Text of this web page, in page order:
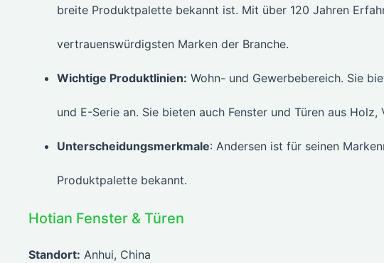
breite Produktpalette bekannt ist. Mit über 120 Jahren
vertrauenswürdigsten Marken der Branche.
Wichtige Produktlinien: Wohn- und Gewerbebereich. Sie
und E-Serie an. Sie bieten auch Fenster und Türen aus
Unterscheidungsmerkmale: Andersen ist für seinen
Produktpalette bekannt.
Hotian Fenster & Türen
Standort: Anhui, China